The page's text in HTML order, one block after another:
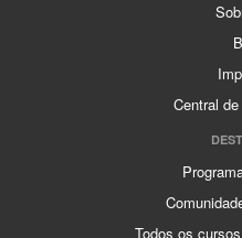
Central
Todos os